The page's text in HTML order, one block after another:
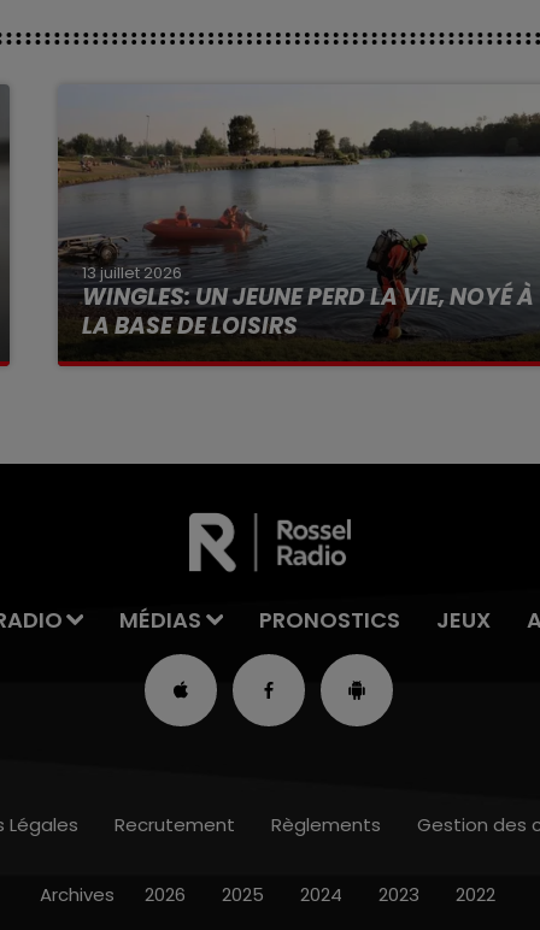
13 juillet 2026
WINGLES: UN JEUNE PERD LA VIE, NOYÉ À
LA BASE DE LOISIRS
La victime a coulé à pic
MÉDIAS PRONOSTICS JEUX
Légales Recrutement Règlements Gestion des
Archives 2026 2025 2024 2023 2022